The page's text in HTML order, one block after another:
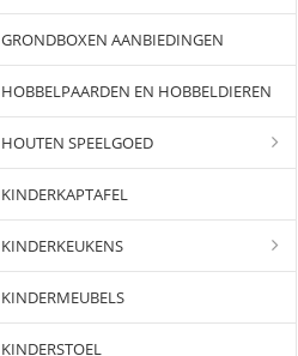
GRONDBOXEN AANBIEDINGEN
HOBBELPAARDEN EN HOBBELDIEREN
HOUTEN SPEELGOED
KINDERKAPTAFEL
KINDERKEUKENS
KINDERMEUBELS
KINDERSTOEL